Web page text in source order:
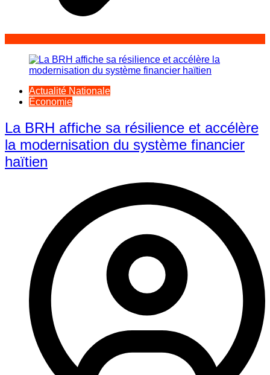
Actualité Nationale
Économie
La BRH affiche sa résilience et accélère
la modernisation du système financier
haïtien